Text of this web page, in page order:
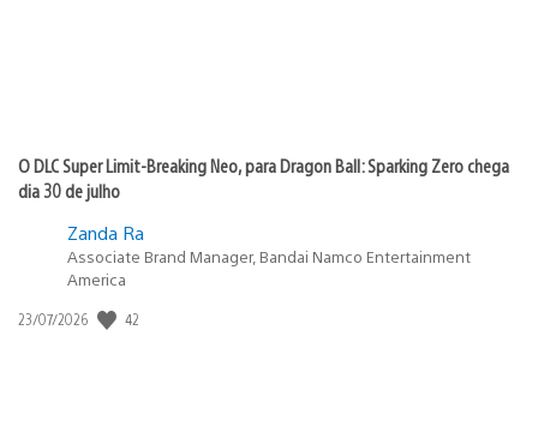
O DLC Super Limit-Breaking Neo, para Dragon Ball: Sparking Zero chega
dia 30 de julho
Zanda Ra
Associate Brand Manager, Bandai Namco Entertainment
America
Data
23/07/2026 42